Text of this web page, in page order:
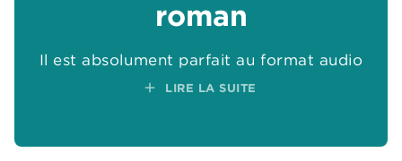
roman
Il est absolument parfait au format audio
add LIRE LA SUITE
roman
Il est absolument parfait au format audio
add LIRE LA SUITE